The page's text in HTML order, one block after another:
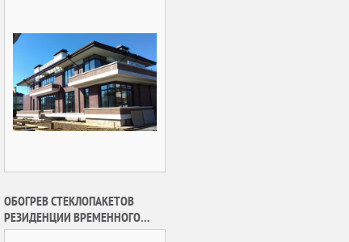
ОБОГРЕВ СТЕКЛОПАКЕТОВ
РЕЗИДЕНЦИИ ВРЕМЕННОГО
ПРЕБЫВАНИЯ ГЛАВ